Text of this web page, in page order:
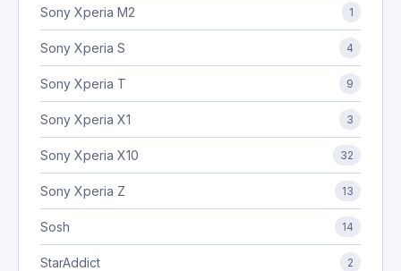
Sony Xperia M2 1
Sony Xperia S 4
Sony Xperia T 9
Sony Xperia X1 3
Sony Xperia X10 32
Sony Xperia Z 13
Sosh 14
StarAddict 2